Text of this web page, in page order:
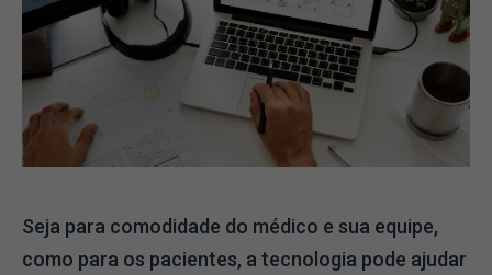
Seja para comodidade do médico e sua equipe,
como para os pacientes, a tecnologia pode ajudar